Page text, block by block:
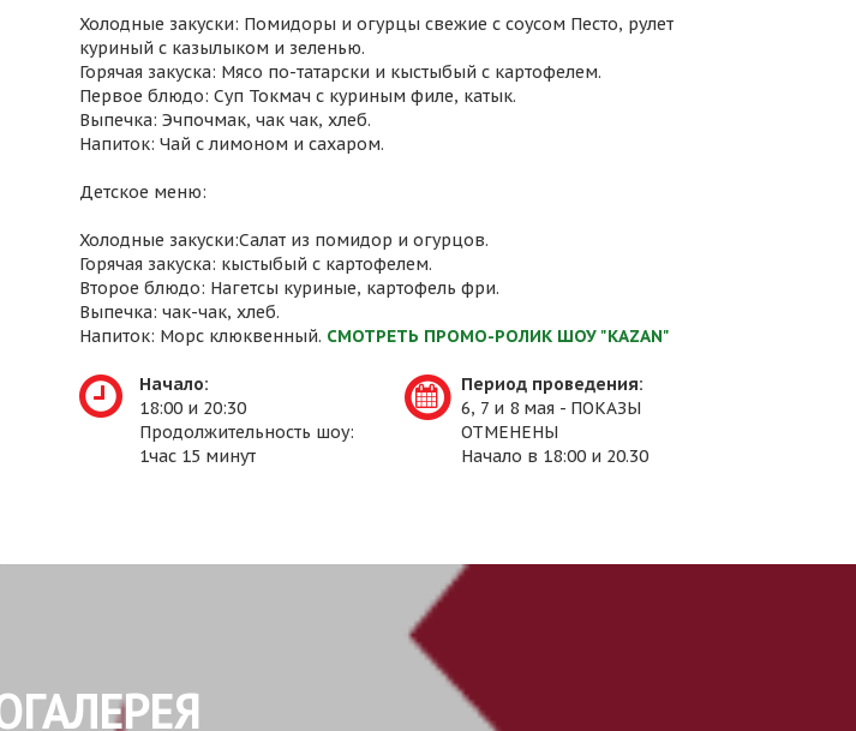
Холодные закуски: Помидоры и огурцы свежие с соусом Песто, рулет
куриный с казылыком и зеленью.
Горячая закуска: Мясо по-татарски и кыстыбый с картофелем.
Первое блюдо: Суп Токмач с куриным филе, катык.
Выпечка: Эчпочмак, чак чак, хлеб.
Напиток: Чай с лимоном и сахаром.
Детское меню:
Холодные закуски:Салат из помидор и огурцов.
Горячая закуска: кыстыбый с картофелем.
Второе блюдо: Нагетсы куриные, картофель фри.
Выпечка: чак-чак, хлеб.
Напиток: Морс клюквенный. СМОТРЕТЬ ПРОМО-РОЛИК ШОУ "KAZAN"
Начало:
18:00 и 20:30
Продолжительность шоу:
1час 15 минут
Период проведения:
6, 7 и 8 мая - ПОКАЗЫ
ОТМЕНЕНЫ
Начало в 18:00 и 20.30